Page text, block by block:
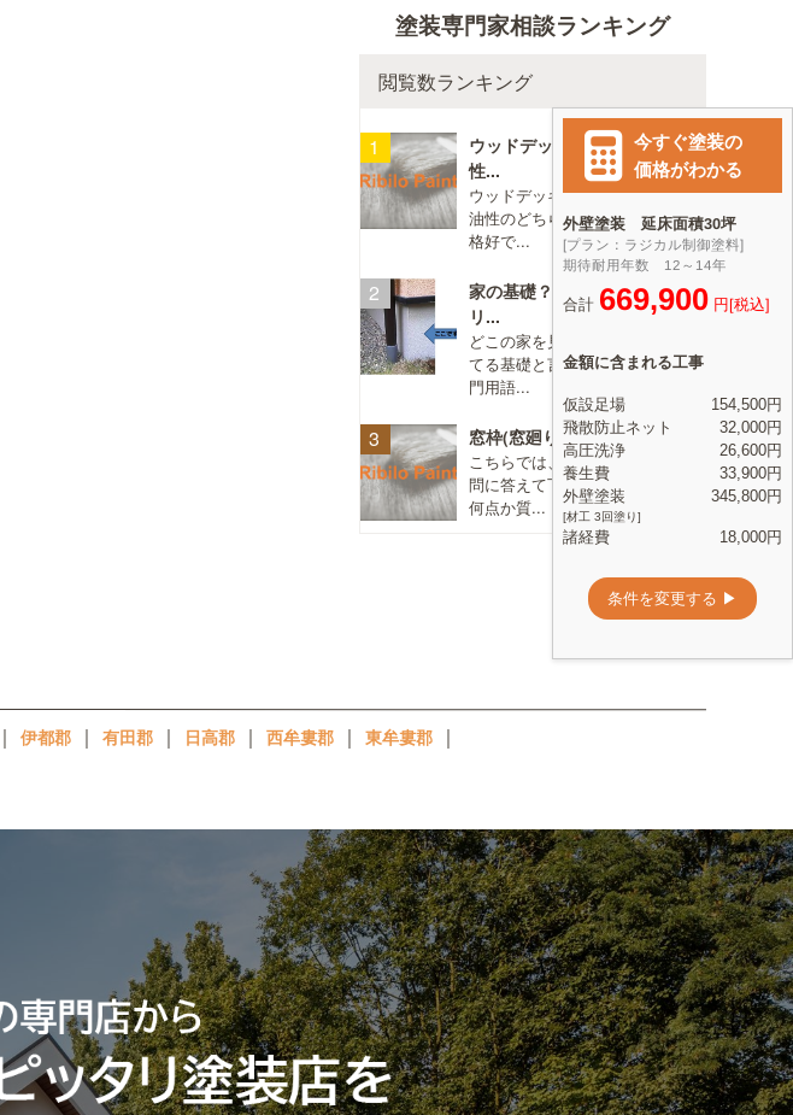
塗装専門家相談ランキング
閲覧数ランキング
ウッドデッキに塗る塗料は水
性...
ウッドデッキに塗る塗料は水性、
油性のどちらがいいですか？ 不
格好で...
家の基礎？地面近くのコンク
リ...
どこの家を見ても、 地面に接し
てる基礎と言う部分ですか？（専
門用語...
窓枠(窓廻り)のコーキング打...
こちらでは、直接塗装店さんが質
問に答えて下さるということで、
何点か質...
｜ 伊都郡 ｜ 有田郡 ｜ 日高郡 ｜ 西牟婁郡 ｜ 東牟婁郡 ｜